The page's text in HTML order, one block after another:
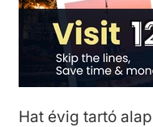
Hat évig tartó